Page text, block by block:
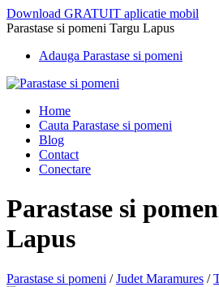
Download GRATUIT aplicatie mobil
Parastase si pomeni Targu Lapus
Adauga Parastase si pomeni
Home
Cauta Parastase si pomeni
Blog
Contact
Conectare
Parastase si
Lapus
Parastase si pomeni /Judet Maramures /